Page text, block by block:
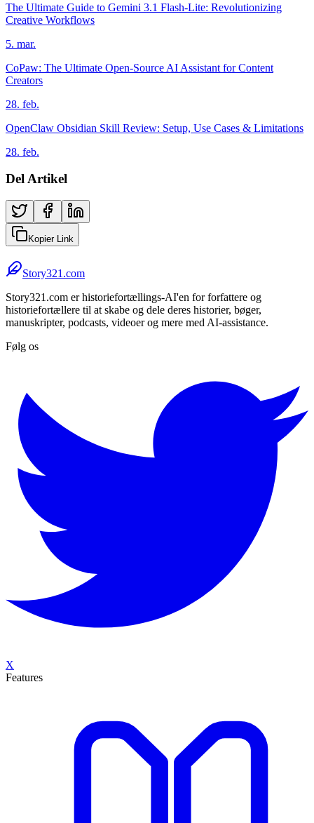
The Ultimate Guide to Gemini 3.1 Flash-Lite: Revolutionizing
Creative Workflows
5. mar.
CoPaw: The Ultimate Open-Source AI Assistant for Content
Creators
28. feb.
OpenClaw Obsidian Skill Review: Setup, Use Cases & Limitations
28. feb.
Del Artikel
Kopier Link
Story321.com
Story321.com er historiefortællings-AI'en for forfattere og
historiefortællere til at skabe og dele deres historier, bøger,
manuskripter, podcasts, videoer og mere med AI-assistance.
Følg os
X
Features